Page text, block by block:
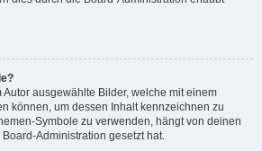
ausgewählte Bilder, welche mit einem
können, um dessen Inhalt kennzeichnen zu
Symbole zu verwenden, hängt von deinen
Administration gesetzt hat.